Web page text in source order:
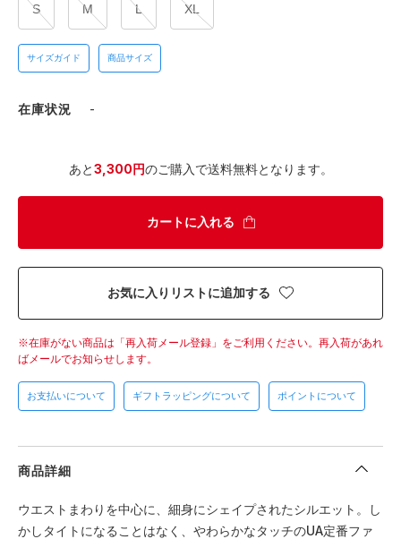
S M L XL
サイズガイド 商品サイズ
在庫状況 -
あと3,300円のご購入で送料無料となります。
カートに入れる
お気に入りリストに追加する
在庫がない商品は「再入荷メール登録」をご利用ください。 再入荷があれ
ばメールでお知らせします。
お支払いについて ギフトラッピングについて ポイントについて
商品詳細
ウエストまわりを中心に、細身にシェイプされたシルエット。し
かしタイトになることはなく、やわらかなタッチのUA定番ファ